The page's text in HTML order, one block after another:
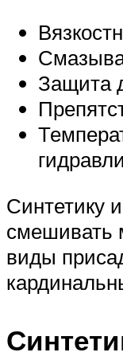
Защита
Синтетику
смешивать
виды